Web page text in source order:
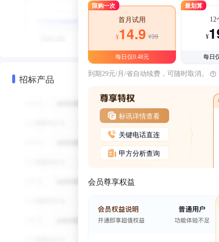
招标产品
限购一次
首月试用
¥14.9 ¥39
每日仅0.48元
最划算
12
¥
每日
到期29元/月/省自动续费，可随时取消。
标讯详情查看
关键电话直连
甲方分析查询
会员尊享权益